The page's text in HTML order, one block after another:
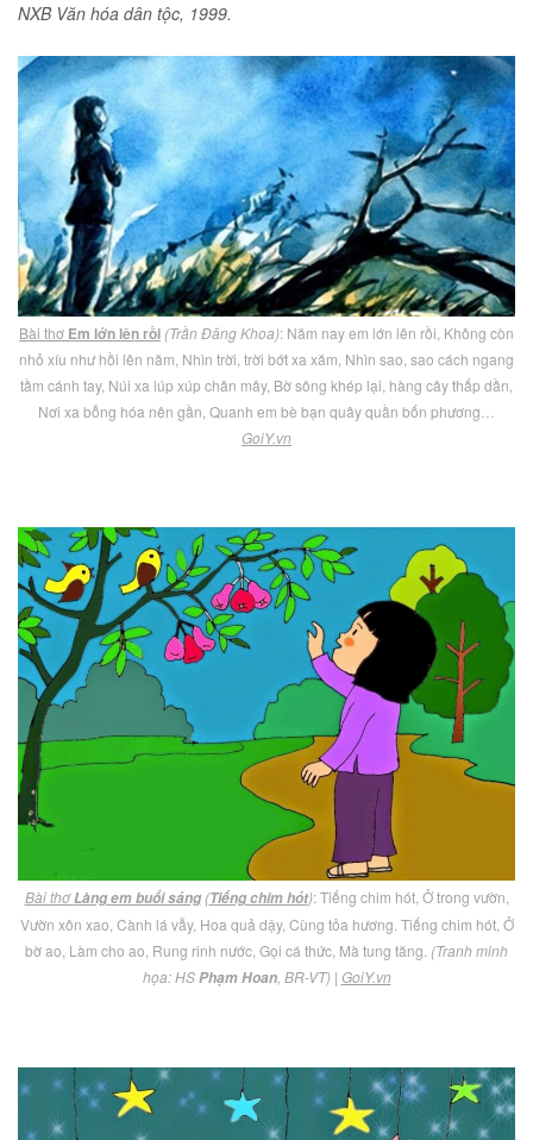
NXB Văn hóa dân tộc, 1999.
Bài thơ Em lớn lên rồi (Trần Đăng Khoa): Năm nay em lớn lên rồi, Không còn
nhỏ xíu như hồi lên năm, Nhìn trời, trời bớt xa xăm, Nhìn sao, sao cách ngang
tầm cánh tay, Núi xa lúp xúp chân mây, Bờ sông khép lại, hàng cây thấp dần,
Nơi xa bỗng hóa nên gần, Quanh em bè bạn quây quần bốn phương…
GoiY.vn
Bài thơLàng em buổi sáng(Tiếng chim hót): Tiếng chim hót, Ở trong vườn,
Vườn xôn xao, Cành lá vẫy, Hoa quả dậy, Cùng tỏa hương. Tiếng chim hót, Ở
bờ ao, Làm cho ao, Rung rinh nước, Gọi cá thức, Mà tung tăng. (Tranh minh
họa: HSPhạm Hoan, BR-VT)| GoiY.vn